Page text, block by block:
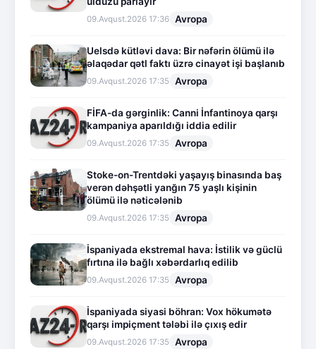
09.Avqust.2026 17:36 Avropa
Uelsdə kütləvi dava: Bir nəfərin ölümü ilə
əlaqədar qətl faktı üzrə cinayət işi başlanıb
09.Avqust.2026 17:35 Avropa
FİFA-da gərginlik: Canni İnfantinoya qarşı
kampaniya aparıldığı iddia edilir
09.Avqust.2026 17:35 Avropa
Stoke-on-Trentdəki yaşayış binasında baş
verən dəhşətli yanğın 75 yaşlı kişinin
ölümü ilə nəticələnib
09.Avqust.2026 17:35 Avropa
İspaniyada ekstremal hava: İstilik və güclü
fırtına ilə bağlı xəbərdarlıq edilib
09.Avqust.2026 17:35 Avropa
İspaniyada siyasi böhran: Vox hökumətə
qarşı impiçment tələbi ilə çıxış edir
09.Avqust.2026 17:35 Avropa